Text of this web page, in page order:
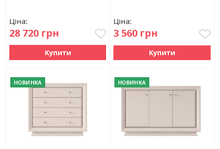
Ціна:
28 720 грн
Купити
Ціна:
3 560 грн
Купити
НОВИНКА НОВИНКА